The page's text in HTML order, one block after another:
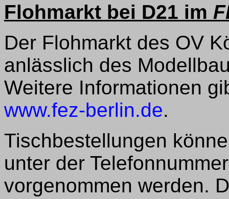
Flohmarkt bei D21 im
Der Flohmarkt des OV
anlässlich des
Weitere Informationen
www.fez-berlin.de.
Tischbestellungen
unter der
vorgenommen werden.